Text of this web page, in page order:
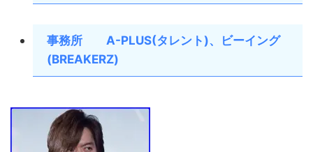
事務所 A-PLUS(タレント)、ビーイング
(BREAKERZ)